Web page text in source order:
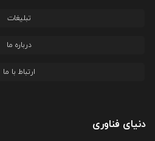
تبلیغات
درباره ما
ارتباط با ما
دنیای فناوری